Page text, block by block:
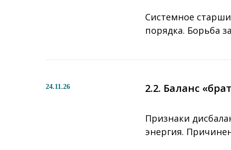
Системное
порядка. Борьба
24.11.26 2.2. Баланс
Признаки
энергия.